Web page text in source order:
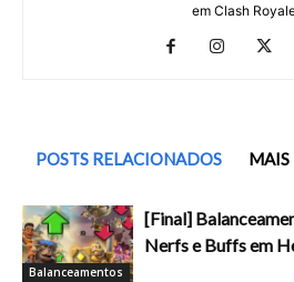
em Clash
POSTS RELACIONADOS MAIS
Balanceamentos
[Final]
Nerfs e Buffs em